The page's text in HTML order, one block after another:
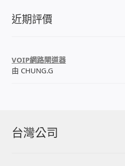
近期評價
VOIP網路閘道器
由 CHUNG.G
台灣公司